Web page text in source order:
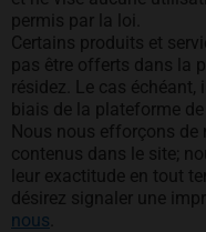
permis par la loi.
Certains produits et
pas être offerts dans la
résidez. Le cas échéant,
biais de la plateforme de
Nous nous efforçons de
contenus dans le site;
leur exactitude en tout
désirez signaler une
nous